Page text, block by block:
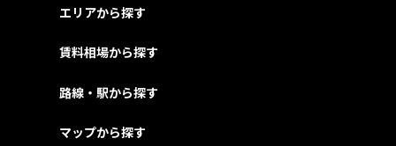
エリアから探す
賃料相場から探す
路線・駅から探す
マップから探す